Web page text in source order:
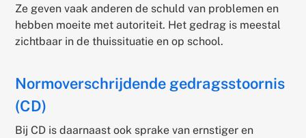
Ze geven vaak anderen de schuld van problemen en
hebben moeite met autoriteit. Het gedrag is meestal
zichtbaar in de thuissituatie en op school.
Normoverschrijdende gedragsstoornis
(CD)
Bij CD is daarnaast ook sprake van ernstiger en